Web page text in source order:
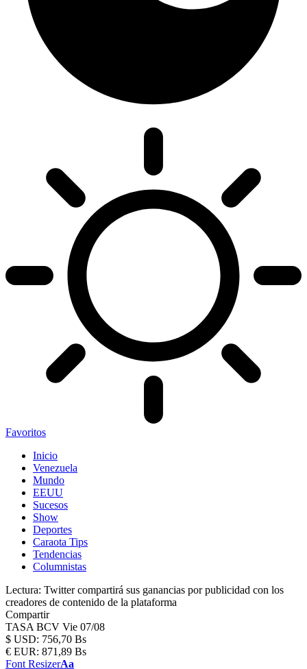
Favoritos
Inicio
Venezuela
Mundo
EEUU
Sucesos
Show
Deportes
Caraota Tips
Tendencias
Columnistas
Lectura: Twitter compartirá sus ganancias por publicidad con los
creadores de contenido de la plataforma
Compartir
TASA BCV Vie 07/08
$ USD: 756,70 Bs
€ EUR: 871,89 Bs
Font ResizerAa